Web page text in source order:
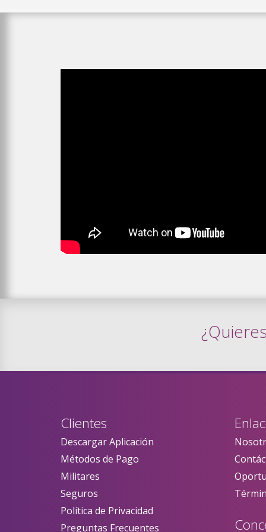
Clientes
Descargar Aplicación
Métodos de Pago
Militares
Seguros
Política de Privacidad
Preguntas Frecuentes